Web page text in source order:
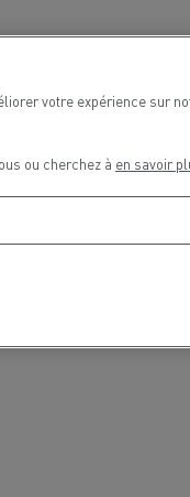
votre expérience sur
ou cherchez à en savoir